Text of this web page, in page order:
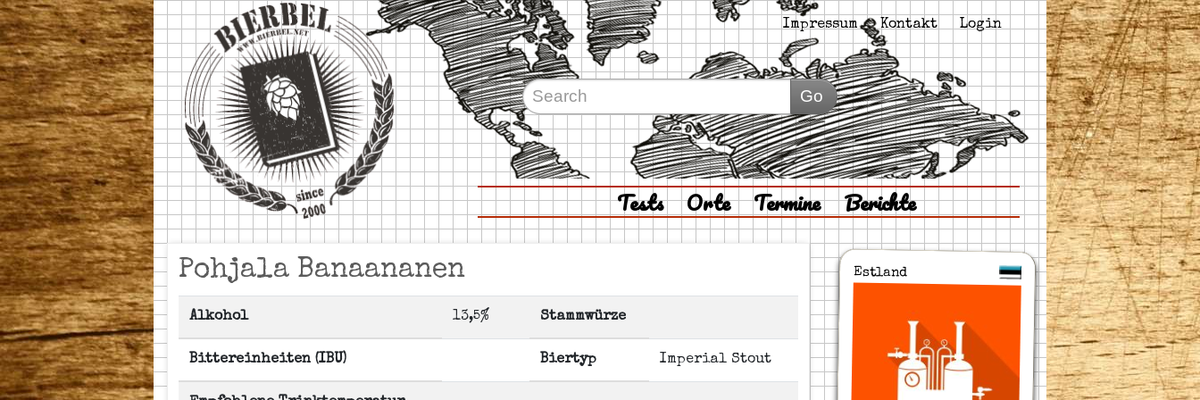
Impressum Kontakt Login
Go
Tests Orte Termine Berichte
Pohjala Banaananen
Alkohol 13,5% Stammwürze
Bittereinheiten (IBU) Biertyp Imperial Stout
Estland